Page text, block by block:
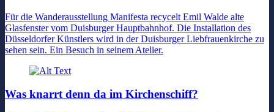
Für die Wanderausstellung Manifesta recycelt Emil Walde alte
Glasfenster vom Duisburger Hauptbahnhof. Die Installation des
Düsseldorfer Künstlers wird in der Duisburger Liebfrauenkirche zu
sehen sein. Ein Besuch in seinem Atelier.
Was knarrt denn da im Kirchenschiff?